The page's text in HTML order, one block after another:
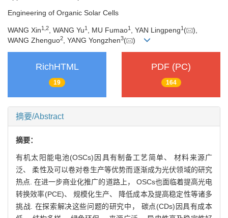
Engineering of Organic Solar Cells
WANG Xin1 2 , WANG Yu1 , MU Fumao1 , YAN Lingpeng1 (
),
WANG Zhenguo2 , YANG Yongzhen3( )
RichHTML
19
PDF (PC)
164
摘要/Abstract
摘要：
有机太阳能电池(OSCs)因具有制备工艺简单、 材料来源广
泛、 柔性及可以卷对卷生产等优势而逐渐成为光伏领域的研究
热点. 在进一步商业化推广的道路上， OSCs也面临着提高光电
转换效率(PCE)、 规模化生产、 降低成本及提高稳定性等诸多
挑战. 在探索解决这些问题的研究中， 碳点(CDs)因具有成本